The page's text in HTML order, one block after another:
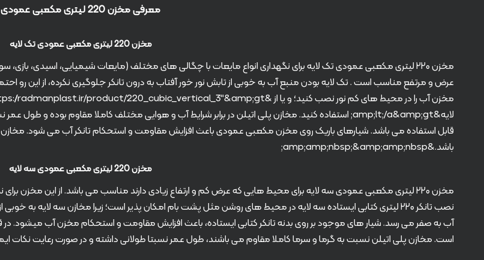
معرفی مخزن 220 لیتری مکعبی عمودی
مخزن 220 لیتری مکعبی عمودی تک لایه
مخزن ۲۲۰ لیتری مکعبی عمودی تک لایه برای نگهداری انواع مایعات با چگالی های مختلف (مایعات شیمیایی، اسیدی،
عرض و مرتفع مناسب است . تک لایه بودن منبع آب به خوبی از تابش نور خور آفتاب به درون تانکر جلوگیری نکرده، از این رو
قابل استفاده می باشد. شیارهای باریک روی مخزن مکعبی عمودی باعث افزایش مقاومت و استحکام تانکر آب می شود.
باشد.&amp;amp;nbsp;&amp;amp;nbsp;
مخزن 220 لیتری مکعبی عمودی سه لایه
مخزن ۲۲۰ لیتری مکعبی عمودی سه لایه برای محیط هایی که عرض کم و ارتفاع زیادی دارند مناسب می باشد. از این مخزن
نصب تانکر ۲۲۰ لیتری کتابی ایستاده سه لایه در محیط های روشن مثل پشت بام امکان پذیر است؛ زیرا مخازن سه
آب به صفر می رسد. شیار های موجود بر روی بدنه تانکر کتابی ایستاده، باعث افزایش مقاومت و استحکام مخزن آب میشود.
است. مخازن پلی اتیلن نسبت به گرما و سرما کاملا مقاوم می باشند، طول عمر نسبتا طولانی داشته و در صورت رعایت نکات ایمنی حداقل ۱۰ سال قابل